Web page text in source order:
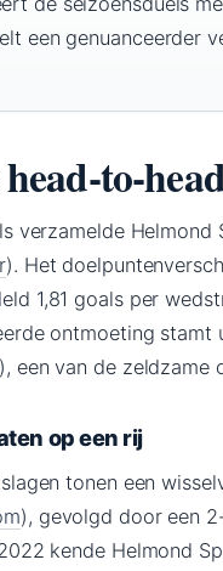
een genuanceerder
to-
verzamelde
). Het
1,81 goals per
ontmoeting
), een van de zeldzame
op een rij
tonen een
), gevolgd door een
kende Helmond